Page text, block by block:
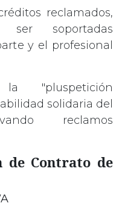
reclamados,
ser soportadas
y el profesional
"pluspetición
solidaria del
reclamos
de Contrato de